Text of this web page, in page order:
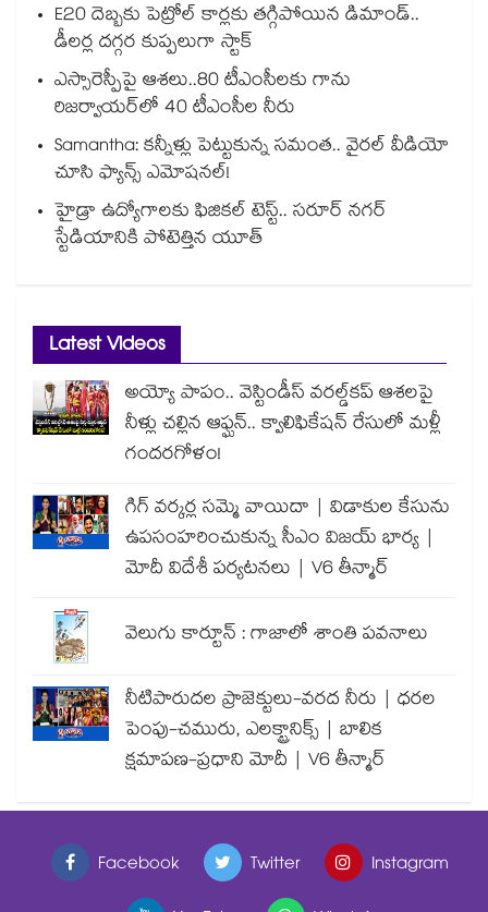
E20 దెబ్బకు పెట్రోల్ కార్లకు తగ్గిపోయిన డిమాండ్..
డీలర్ల దగ్గర కుప్పలుగా స్టాక్
ఎస్సారెస్పీపై ఆశలు..80 టీఎంసీలకు గాను
రిజర్వాయర్‌‌‌‌‌‌‌‌‌‌‌‌‌‌‌‌లో 40 టీఎంసీల నీరు
Samantha: కన్నీళ్లు పెట్టుకున్న సమంత.. వైరల్ వీడియో
చూసి ఫ్యాన్స్ ఎమోషనల్!
హైడ్రా ఉద్యోగాలకు ఫిజికల్ టెస్ట్.. సరూర్ నగర్
స్టేడియానికి పోటెత్తిన యూత్
Latest Videos
అయ్యో పాపం.. వెస్టిండీస్ వరల్డ్‌కప్ ఆశలపై
నీళ్లు చల్లిన ఆఫ్ఘన్.. క్వాలిఫికేషన్ రేసులో మళ్లీ
గందరగోళం!
గిగ్ వర్కర్ల సమ్మె వాయిదా | విడాకుల కేసును
ఉపసంహరించుకున్న సీఎం విజయ్ భార్య |
మోదీ విదేశీ పర్యటనలు | V6 తీన్మార్
వెలుగు కార్టూన్ : గాజాలో శాంతి పవనాలు
నీటిపారుదల ప్రాజెక్టులు-వరద నీరు | ధరల
పెంపు-చమురు, ఎలక్ట్రానిక్స్ | బాలిక
క్షమాపణ-ప్రధాని మోదీ | V6 తీన్మార్
Facebook Twitter
Instagram